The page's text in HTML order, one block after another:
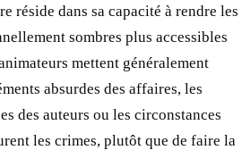
réside dans sa capacité à rendre les
sombres plus accessibles
mettent généralement
absurdes des affaires, les
des auteurs ou les circonstances
les crimes, plutôt que de faire la